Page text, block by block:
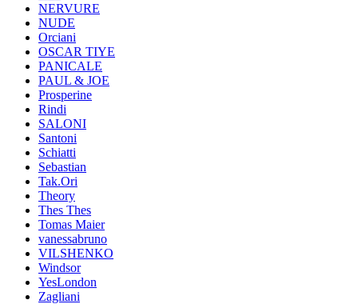
NERVURE
NUDE
Orciani
OSCAR TIYE
PANICALE
PAUL & JOE
Prosperine
Rindi
SALONI
Santoni
Schiatti
Sebastian
Tak.Ori
Theory
Thes Thes
Tomas Maier
vanessabruno
VILSHENKO
Windsor
YesLondon
Zagliani